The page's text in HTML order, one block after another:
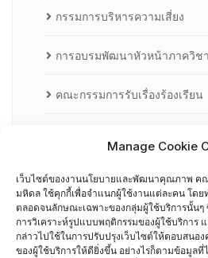
Manage Cookie
เว็บไซต์ของงานนโยบายและพัฒนาคุณภาพ ค
มหิดล ใช้คุกกี้เพื่อจำแนกผู้ใช้งานแต่ละคน โด
ตลอดจนลักษณะเฉพาะของกลุ่มผู้ใช้บริการนั้น
การวิเคราะห์รูปแบบพฤติกรรมของผู้ใช้บริการ
กล่าวไปใช้ในการปรับปรุงเว็บไซต์ให้ตอบสนอ
ของผู้ใช้บริการให้ดียิ่งขึ้น อย่างไรก็ตามข้อมูล
กรรมการบริหารความเสี่ยง
การอบรมพัฒนาหัวหน้าภาควิช
คณะกรรมการรับเรื่องร้องเรียน
คณะผู้บริหารคณะวิทยาศาสตร์
ผู้ตรวจประเมิน MUQD